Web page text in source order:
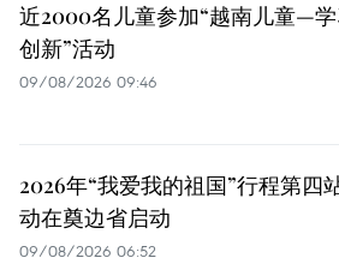
近2000名儿童参加“越南儿童—
创新”活动
09/08/2026 09:46
2026年“我爱我的祖国”行程第四
动在奠边省启动
09/08/2026 06:52